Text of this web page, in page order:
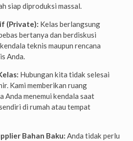
siap diproduksi massal.
(Private): Kelas berlangsung
bertanya dan berdiskusi
teknis maupun rencana
Anda.
Hubungan kita tidak selesai
Kami memberikan ruang
menemui kendala saat
di rumah atau tempat
Bahan Baku: Anda tidak perlu